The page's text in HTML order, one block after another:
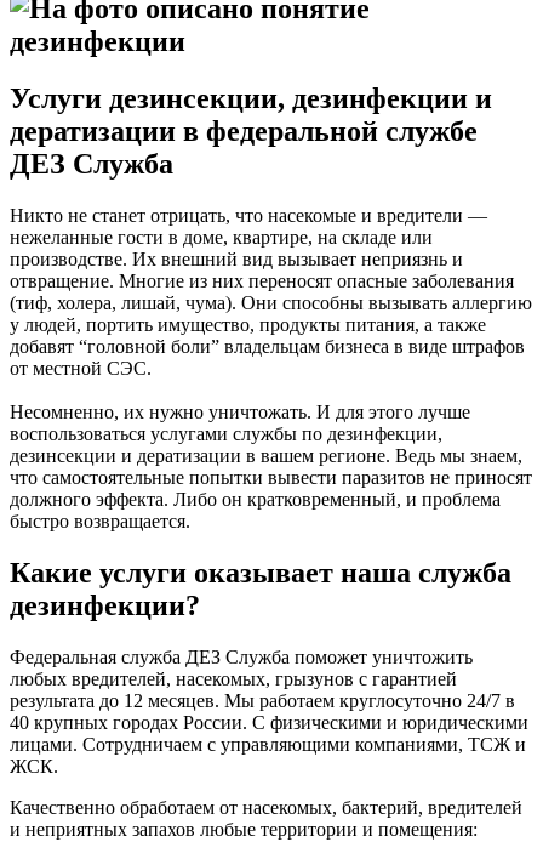
Услуги дезинсекции, дезинфекции и
дератизации в федеральной службе
ДЕЗ Служба
Никто не станет отрицать, что насекомые и вредители —
нежеланные гости в доме, квартире, на складе или
производстве. Их внешний вид вызывает неприязнь и
отвращение. Многие из них переносят опасные заболевания
(тиф, холера, лишай, чума). Они способны вызывать аллергию
у людей, портить имущество, продукты питания, а также
добавят “головной боли” владельцам бизнеса в виде штрафов
от местной СЭС.
Несомненно, их нужно уничтожать. И для этого лучше
воспользоваться услугами службы по дезинфекции,
дезинсекции и дератизации в вашем регионе. Ведь мы знаем,
что самостоятельные попытки вывести паразитов не приносят
должного эффекта. Либо он кратковременный, и проблема
быстро возвращается.
Какие услуги оказывает наша служба
дезинфекции?
Федеральная служба ДЕЗ Служба поможет уничтожить
любых вредителей, насекомых, грызунов с гарантией
результата до 12 месяцев. Мы работаем круглосуточно 24/7 в
40 крупных городах России. С физическими и юридическими
лицами. Сотрудничаем с управляющими компаниями, ТСЖ и
ЖСК.
Качественно обработаем от насекомых, бактерий, вредителей
и неприятных запахов любые территории и помещения: